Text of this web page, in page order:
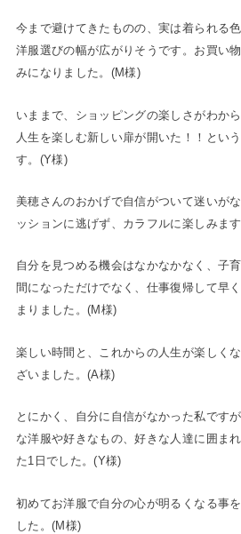
今まで避けてきたものの、実は着られる
洋服選びの幅が広がりそうです。お買い
みになりました。(M様)
いままで、ショッピングの楽しさがわか
人生を楽しむ新しい扉が開いた！！とい
す。(Y様)
美穂さんのおかげで自信がついて迷いが
ッションに逃げず、カラフルに楽しみま
自分を見つめる機会はなかなかなく、子
間になっただけでなく、仕事復帰して早
まりました。(M様)
楽しい時間と、これからの人生が楽しく
ざいました。(A様)
とにかく、自分に自信がなかった私です
な洋服や好きなもの、好きな人達に囲ま
た1日でした。(Y様)
初めてお洋服で自分の心が明るくなる事
した。(M様)